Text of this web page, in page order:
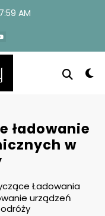
AM
ładowanie
w
Ładowania
urządzeń